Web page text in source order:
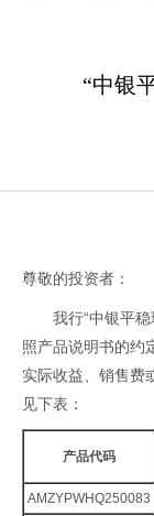
“中银
尊敬的投资者：
我行“中银平
照产品说明书的约
实际收益、销售费
见下表：
产品代码
AMZYPWHQ250083